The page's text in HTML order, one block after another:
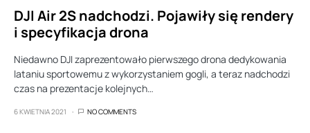
DJI Air 2S nadchodzi. Pojawiły się rendery
i specyfikacja drona
Niedawno DJI zaprezentowało pierwszego drona dedykowania
lataniu sportowemu z wykorzystaniem gogli, a teraz nadchodzi
czas na prezentacje kolejnych…
6 KWIETNIA 2021 NO COMMENTS